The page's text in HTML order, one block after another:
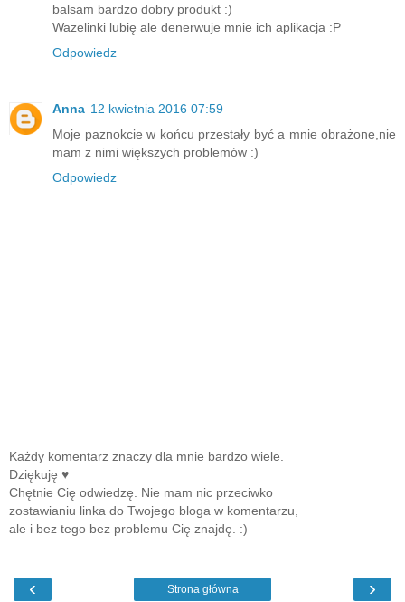
balsam bardzo dobry produkt :)
Wazelinki lubię ale denerwuje mnie ich aplikacja :P
Odpowiedz
Anna 12 kwietnia 2016 07:59
Moje paznokcie w końcu przestały być a mnie obrażone,nie
mam z nimi większych problemów :)
Odpowiedz
Każdy komentarz znaczy dla mnie bardzo wiele.
Dziękuję ♥
Chętnie Cię odwiedzę. Nie mam nic przeciwko
zostawianiu linka do Twojego bloga w komentarzu,
ale i bez tego bez problemu Cię znajdę. :)
‹ ›
Strona główna